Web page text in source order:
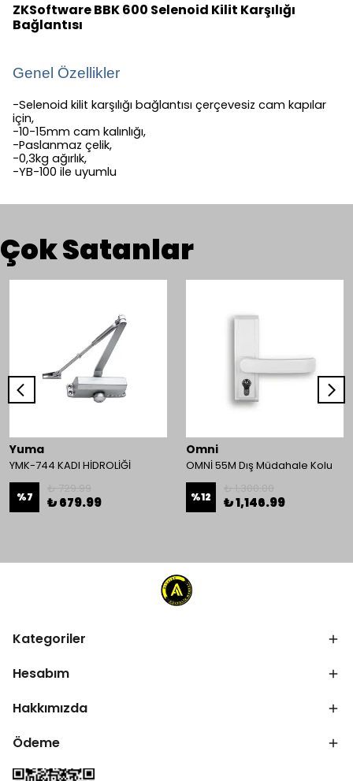
ZKSoftware BBK 600 Selenoid Kilit Karşılığı
Bağlantısı
Genel Özellikler
-Selenoid kilit karşılığı bağlantısı çerçevesiz cam kapılar
için,
-10-15mm cam kalınlığı,
-Paslanmaz çelik,
-0,3kg ağırlık,
-YB-100 ile uyumlu
Çok Satanlar
Yuma
YMK-744 KADI HİDROLİĞİ
%7 ₺ 679.99
Omni
OMNİ 55M Dış Müdahale Kolu
%12 ₺ 1,146.99
Kategoriler
Hesabım
Hakkımızda
Ödeme